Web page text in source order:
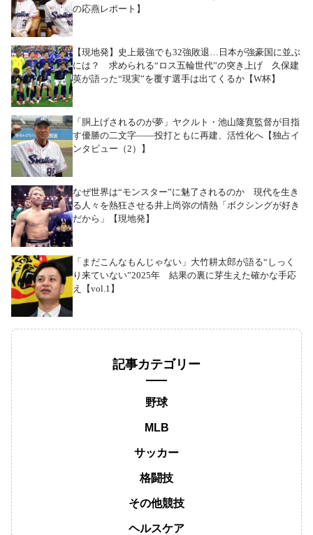
の応燕レポート】
【現地発】史上最強でも32強敗退…日本が強豪国に並ぶ
には？ 求められる“ロス五輪世代”の突き上げ 久保建
英が語った“現実”を覆す選手は出てくるか【W杯】
「胴上げされるのが夢」ヤクルト・池山隆寛監督が目指
す優勝の二文字――投打ともに再建、活性化へ【独占イ
ンタビュー（2）】
なぜ世界は“モンスター”に魅了されるのか 現代を生き
る人々を熱狂させる井上尚弥の情熱「ボクシングが好き
だから」【現地発】
「まだこんなもんじゃない」大竹耕太郎が語る“しっく
り来ていない”2025年 結果の裏に芽生えた確かな手応
え【vol.1】
記事カテゴリー
野球
MLB
サッカー
格闘技
その他競技
ヘルスケア